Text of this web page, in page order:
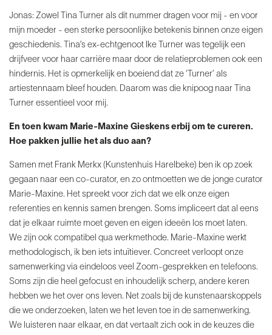
Jonas: Zowel Tina Turner als dit nummer dragen voor mij - en voor
mijn moeder - een sterke persoonlijke betekenis binnen onze eigen
geschiedenis. Tina’s ex-echtgenoot Ike Turner was tegelijk een
drijfveer voor haar carrière maar door de relatieproblemen ook een
hindernis. Het is opmerkelijk en boeiend dat ze ‘Turner’ als
artiestennaam bleef houden. Daarom was die knipoog naar Tina
Turner essentieel voor mij.
En toen kwam Marie-Maxine Gieskens erbij om te cureren.
Hoe pakken jullie het als duo aan?
Samen met Frank Merkx (Kunstenhuis Harelbeke) ben ik op zoek
gegaan naar een co-curator, en zo ontmoetten we de jonge curator
Marie-Maxine. Het spreekt voor zich dat we elk onze eigen
referenties en kennis samen brengen. Soms impliceert dat al eens
dat je elkaar ruimte moet geven en eigen ideeën los moet laten.
We zijn ook compatibel qua werkmethode. Marie-Maxine werkt
methodologisch, ik ben iets intuïtiever. Concreet verloopt onze
samenwerking via eindeloos veel Zoom-gesprekken en telefoons.
Soms zijn die heel gefocust en inhoudelijk scherp, andere keren
hebben we het over ons leven. Net zoals bij de kunstenaarskoppels
die we onderzoeken, laten we het leven toe in de samenwerking.
We luisteren naar elkaar, en dat vertaalt zich ook in de keuzes die